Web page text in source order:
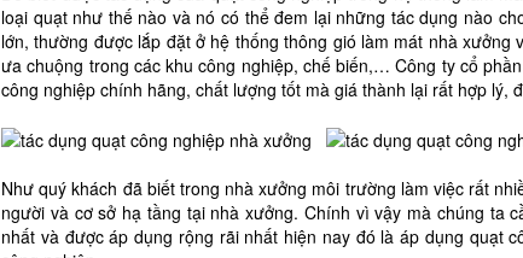
loại quạt như thế nào và nó có thể đem lại những tác dụng nào
lớn, thường được lắp đặt ở hệ thống thông gió làm mát nhà
ưa chuộng trong các khu công nghiệp, chế biến,… Công ty cổ
công nghiệp chính hãng, chất lượng tốt mà giá thành lại rất hợp lý,
Như quý khách đã biết trong nhà xưởng môi trường làm việc rất
người và cơ sở hạ tầng tại nhà xưởng. Chính vì vậy mà chúng ta
nhất và được áp dụng rộng rãi nhất hiện nay đó là áp dụng quạt